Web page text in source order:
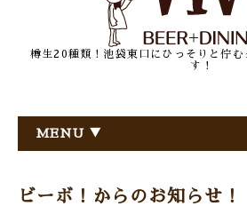
樽生20種類！池袋東口にひっそりと佇む
す！
MENU ▼
ビーボ！からのお知らせ！